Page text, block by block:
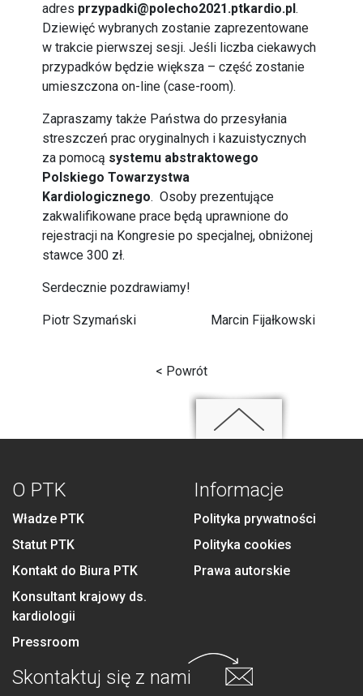
adres przypadki@polecho2021.ptkardio.pl.
Dziewięć wybranych zostanie zaprezentowane
w trakcie pierwszej sesji. Jeśli liczba ciekawych
przypadków będzie większa – część zostanie
umieszczona on-line (case-room).
Zapraszamy także Państwa do przesyłania
streszczeń prac oryginalnych i kazuistycznych
za pomocą systemu abstraktowego
Polskiego Towarzystwa
Kardiologicznego. Osoby prezentujące
zakwalifikowane prace będą uprawnione do
rejestracji na Kongresie po specjalnej, obniżonej
stawce 300 zł.
Serdecznie pozdrawiamy!
Piotr Szymański Marcin Fijałkowski
< Powrót
O PTK
Władze PTK
Statut PTK
Kontakt do Biura PTK
Konsultant krajowy ds.
kardiologii
Pressroom
Informacje
Polityka prywatności
Polityka cookies
Prawa autorskie
Skontaktuj się z nami